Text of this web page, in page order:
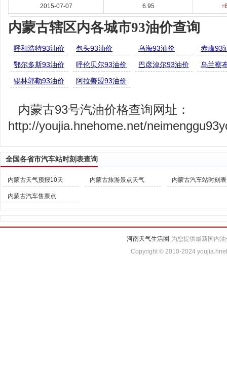
2015-07-07
6.95
内蒙古辖区内各城市93油价查询
呼和浩特93油价 包头93油价 乌海93油价
赤峰93
鄂尔多斯93油价
呼伦贝尔93油价 巴彦淖尔93油价
乌兰察
锡林郭勒93油价
阿拉善盟93油价
内蒙古93号汽油价格查询网址：
http://youjia.hnehome.net/
全国各省市汽车站时刻表查询
内蒙古天气预报10天 内蒙古旅游景点天气 内蒙古汽车站时刻表
内蒙古汽车售票点
河南天气生活圈 为您提供最新国内
Copyright © 2010-2024